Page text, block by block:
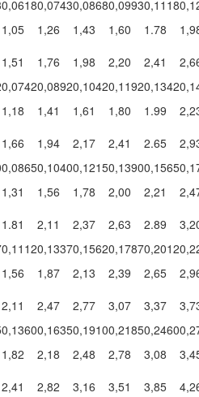
0,06180,07430,08680,09930,1118
1,05 1,26 1,43 1,60 1.78
1,51 1,76 1,98 2,20 2,41
0,07420,08920,10420,11920,1342
1,18 1,41 1,61 1,80 1.99
1,66 1,94 2,17 2,41 2.65
0,08650,10400,12150,13900,1565
1,31 1,56 1,78 2,00 2,21
1.81 2,11 2,37 2,63 2.89
0,11120,13370,15620,17870,2012
1,56 1,87 2,13 2,39 2,65
2,11 2,47 2,77 3,07 3,37
0,13600,16350,19100,21850,2460
1,82 2,18 2,48 2,78 3,08
2,41 2,82 3,16 3,51 3,85